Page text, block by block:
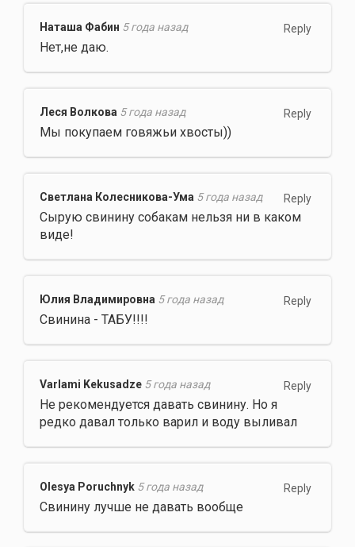
Reply
Наташа Фабин 5 года назад
Нет,не даю.
Reply
Леся Волкова 5 года назад
Мы покупаем говяжьи хвосты))
Reply
Светлана Колесникова-Ума 5 года назад
Сырую свинину собакам нельзя ни в каком
виде!
Reply
Юлия Владимировна 5 года назад
Свинина - ТАБУ!!!!
Reply
Varlami Kekusadze 5 года назад
Не рекомендуется давать свинину. Но я
редко давал только варил и воду выливал
Reply
Olesya Poruchnyk 5 года назад
Свинину лучше не давать вообще